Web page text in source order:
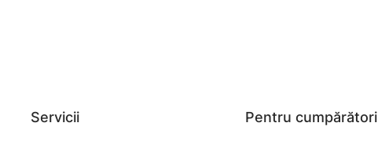
Servicii Pentru cumpărători